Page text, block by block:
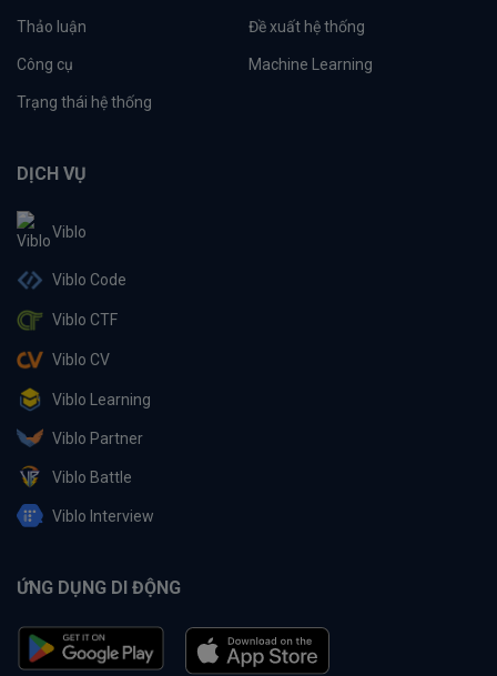
Thảo luận Đề xuất hệ thống
Công cụ Machine Learning
Trạng thái hệ thống
DỊCH VỤ
Viblo
Viblo Code
Viblo CTF
Viblo CV
Viblo Learning
Viblo Partner
Viblo Battle
Viblo Interview
ỨNG DỤNG DI ĐỘNG